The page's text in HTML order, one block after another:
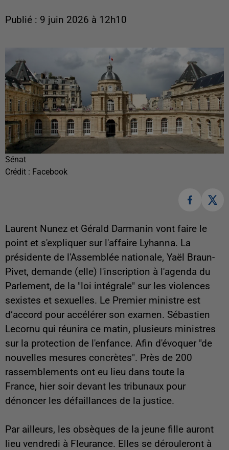
Publié : 9 juin 2026 à 12h10
Sénat
Crédit : Facebook
Laurent Nunez et Gérald Darmanin vont faire le
point et s'expliquer sur l'affaire Lyhanna. La
présidente de l'Assemblée nationale, Yaël Braun-
Pivet, demande (elle) l'inscription à l'agenda du
Parlement, de la "loi intégrale" sur les violences
sexistes et sexuelles. Le Premier ministre est
d’accord pour accélérer son examen. Sébastien
Lecornu qui réunira ce matin, plusieurs ministres
sur la protection de l'enfance. Afin d'évoquer "de
nouvelles mesures concrètes". Près de 200
rassemblements ont eu lieu dans toute la
France, hier soir devant les tribunaux pour
dénoncer les défaillances de la justice.
Par ailleurs, les obsèques de la jeune fille auront
lieu vendredi à Fleurance. Elles se dérouleront à